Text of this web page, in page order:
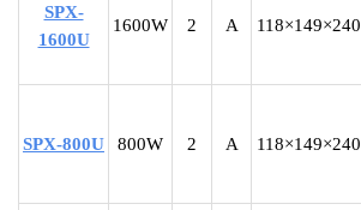
SPX-
1600U
1600W 2 A 118×149×240
SPX-800U 800W 2 A 118×149×240